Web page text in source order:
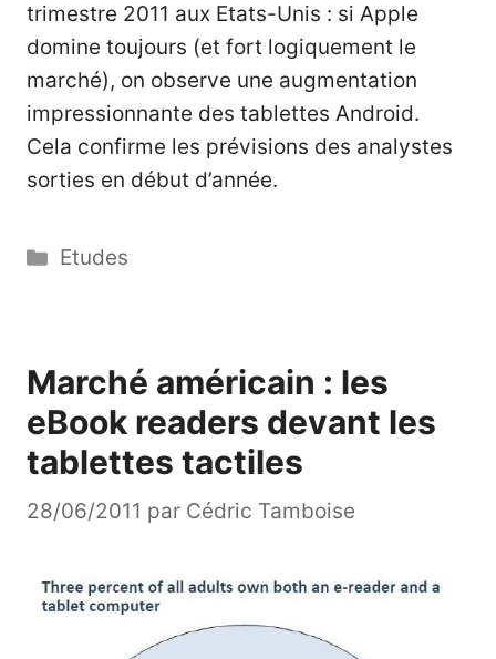
trimestre 2011 aux Etats-Unis : si Apple
domine toujours (et fort logiquement le
marché), on observe une augmentation
impressionnante des tablettes Android.
Cela confirme les prévisions des analystes
sorties en début d’année.
Catégories
Etudes
Marché américain : les
eBook readers devant les
tablettes tactiles
28/06/2011 par Cédric Tamboise